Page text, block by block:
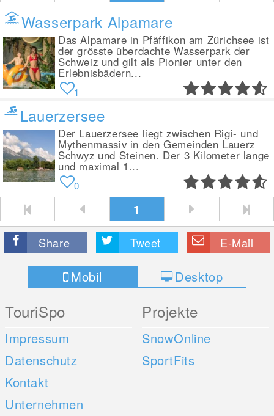
Wasserpark Alpamare
Das Alpamare in Pfäffikon am Zürichsee ist
der grösste überdachte Wasserpark der
Schweiz und gilt als Pionier unter den
Erlebnisbädern...
1
Lauerzersee
Der Lauerzersee liegt zwischen Rigi- und
Mythenmassiv in den Gemeinden Lauerz
Schwyz und Steinen. Der 3 Kilometer lange
und maximal 1...
0
1
Share Tweet E-Mail
Mobil Desktop
TouriSpo
Impressum
Datenschutz
Kontakt
Unternehmen
Projekte
SnowOnline
SportFits